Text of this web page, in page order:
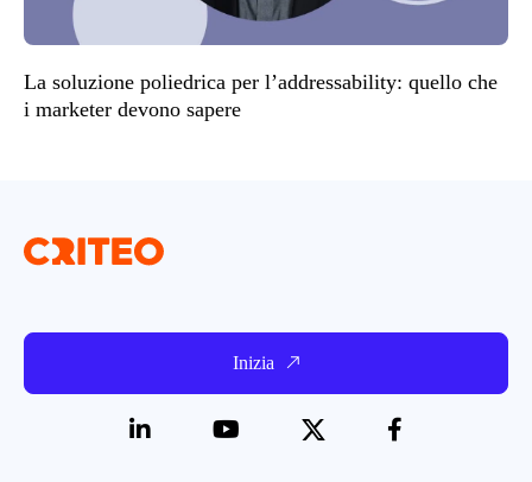
La soluzione poliedrica per l’addressability: quello che
i marketer devono sapere
Inizia